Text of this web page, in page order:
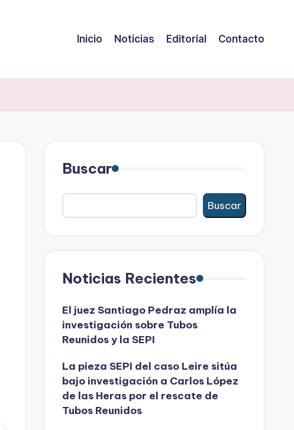
Inicio Noticias Editorial Contacto
Buscar
Buscar
Noticias Recientes
El juez Santiago Pedraz amplía la
investigación sobre Tubos
Reunidos y la SEPI
La pieza SEPI del caso Leire sitúa
bajo investigación a Carlos López
de las Heras por el rescate de
Tubos Reunidos